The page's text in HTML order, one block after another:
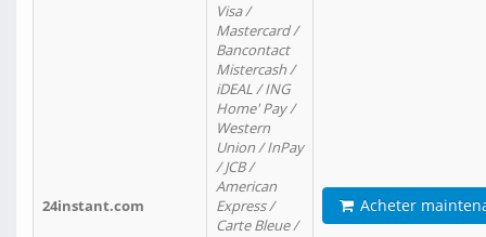
24instant.com
Visa /
Mastercard /
Bancontact
Mistercash /
iDEAL / ING
Home' Pay /
Western
Union / InPay
/ JCB /
American
Express /
Carte Bleue /
Acheter